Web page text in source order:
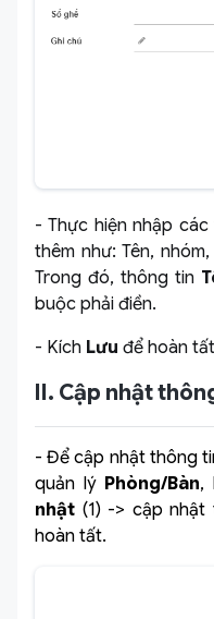
- Thực hiện nhập
thêm như: Tên,
Trong đó, thông tin
buộc phải điền.
- Kích Lưu để hoàn
II. Cập nhật
- Để cập nhật thông
quản lý Phòng/Bàn,
nhật (1) -> cập
hoàn tất.